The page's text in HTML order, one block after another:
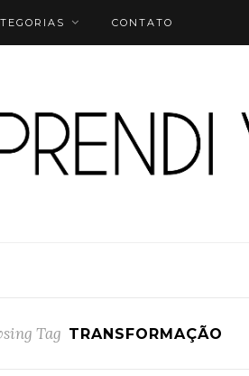
CONTATO
Tag TRANSFORMAÇÃO